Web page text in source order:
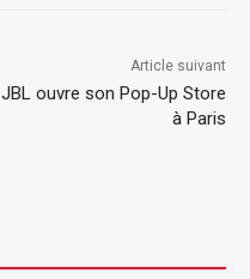
Article suivant
JBL ouvre son Pop-Up Store
à Paris